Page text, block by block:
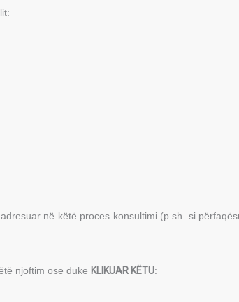
në këtë proces konsultimi (p.sh. si
njoftim ose duke KLIKUAR KËTU: